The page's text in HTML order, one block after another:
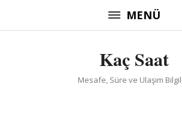
atla
MENÜ
Kaç Saat
Mesafe, Süre ve Ulaşım